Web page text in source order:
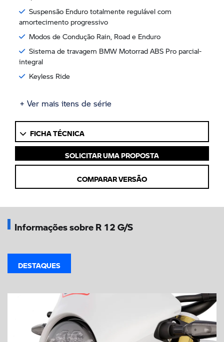
Suspensão Enduro totalmente regulável com
amortecimento progressivo
Modos de Condução Rain, Road e Enduro
Sistema de travagem BMW Motorrad ABS Pro parcial-
integral
Keyless Ride
+ Ver mais itens de série
FICHA TÉCNICA
SOLICITAR UMA PROPOSTA
COMPARAR VERSÃO
Informações sobre R 12 G/S
DESTAQUES